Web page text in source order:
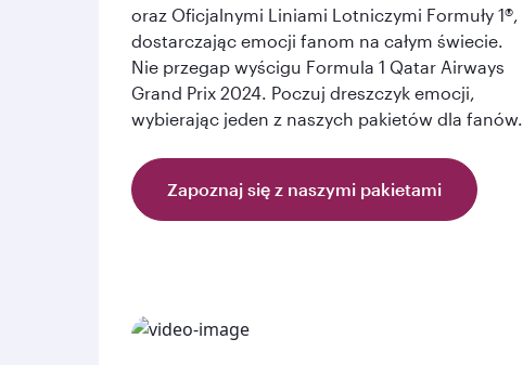
oraz Oficjalnymi Liniami Lotniczymi Formuły 1®,
dostarczając emocji fanom na całym świecie.
Nie przegap wyścigu Formula 1 Qatar Airways
Grand Prix 2024. Poczuj dreszczyk emocji,
wybierając jeden z naszych pakietów dla fanów.
Zapoznaj się z naszymi pakietami